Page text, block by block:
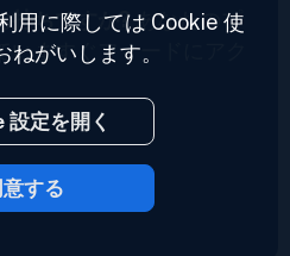
持ちですか?あなたのプ
いますぐフィードにアク
Inoreader
用に際しては Cookie 使
ねがいします。
設定を開く
意する